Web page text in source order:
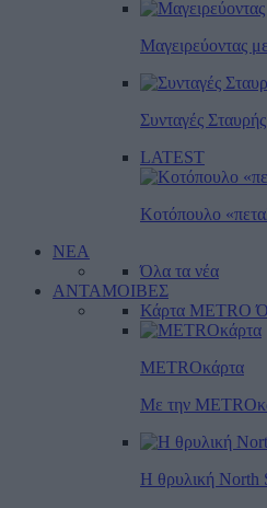
Μαγειρεύοντας
Συνταγές
LATEST
Κοτόπουλο
ΝΕΑ
Όλα τα νέα
ΑΝΤΑΜΟΙΒΕΣ
Κάρτα METRO
METROκάρτα
Με την
Η θρυλική North